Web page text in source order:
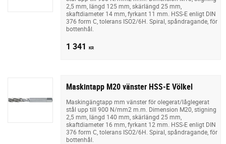
2,5 mm, längd 125 mm, skärlängd 25 mm,
skaftdiameter 14 mm, fyrkant 11 mm. HSS-E enligt DIN
376 form C, tolerans ISO2/6H. Spiral, spåndragande, för
bottenhål.
1 341 KR
Maskintapp M20 vänster HSS-E Völkel
Maskingängtapp mm vänster för olegerat/låglegerat
stål upp till 900 N/mm2 m.m. Dimension M20, stigning
2,5 mm, längd 140 mm, skärlängd 25 mm,
skaftdiameter 16 mm, fyrkant 12 mm. HSS-E enligt DIN
376 form C, tolerans ISO2/6H. Spiral, spåndragande, för
bottenhål.